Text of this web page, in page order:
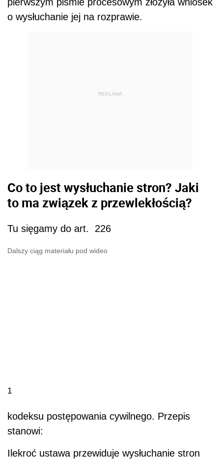
o wysłuchanie jej na rozprawie.
REKLAMA
Co to jest wysłuchanie stron? Jaki
to ma związek z przewlekłością?
Tu sięgamy do art. 226
Dalszy ciąg materiału pod wideo
1
kodeksu postępowania cywilnego. Przepis
stanowi:
Ilekroć ustawa przewiduje wysłuchanie stron